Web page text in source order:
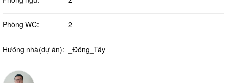
Phòng WC: 2
Hướng nhà(dự án): _Đông_Tây